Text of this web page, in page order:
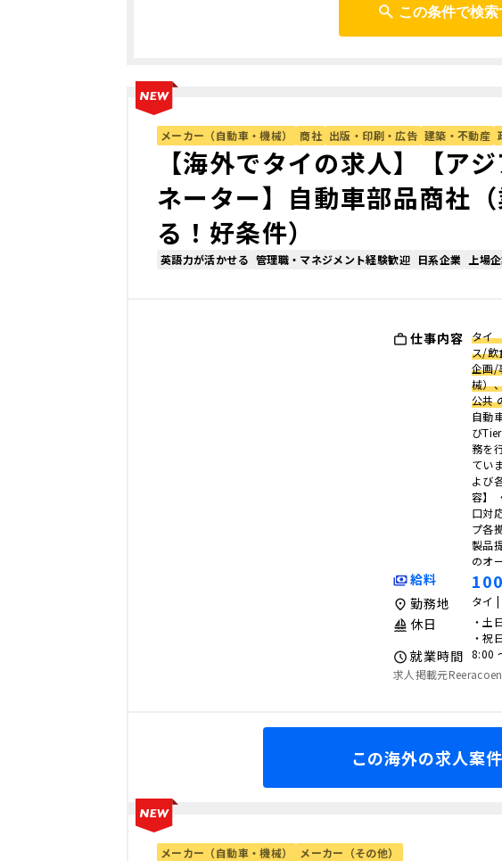
この条件で検索
メーカー（自動車・機械） 商社 出版・印刷・広告 建築・不動産
【海外でタイの求人】【ア
ネーター】自動車部品商社
る！好条件）
英語力が活かせる 管理職・マネジメント経験歓迎 日系企業 上場
仕事内容 タイ
ス/飲
企画/
械）
公共
自動
び
務を
てい
よび
容】
口対
プ各
製品
のオ
給料
勤務地 タイ |
休日
・土
・祝
就業時間
8:00
求人掲載元
この海外の求人案
メーカー（自動車・機械） メーカー（その他）